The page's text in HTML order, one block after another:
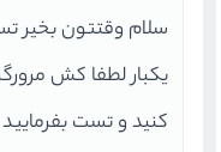
سلام وقتتون بخیر
یکبار لطفا کش
کنید و تست بفرمایید